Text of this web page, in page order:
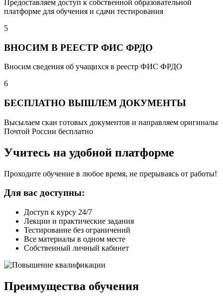
Предоставляем доступ к собственной образовательной
платформе для обучения и сдачи тестирования
5
ВНОСИМ В РЕЕСТР ФИС ФРДО
Вносим сведения об учащихся в реестр ФИС ФРДО
6
БЕСПЛАТНО ВЫШЛЕМ ДОКУМЕНТЫ
Высылаем скан готовых документов и направляем оригиналы
Почтой России бесплатно
Учитесь на удобной платформе
Проходите обучение в любое время, не прерываясь от работы!
Для вас доступны:
Доступ к курсу 24/7
Лекции и практические задания
Тестирование без ограничений
Все материалы в одном месте
Собственный личный кабинет
Преимущества обучения